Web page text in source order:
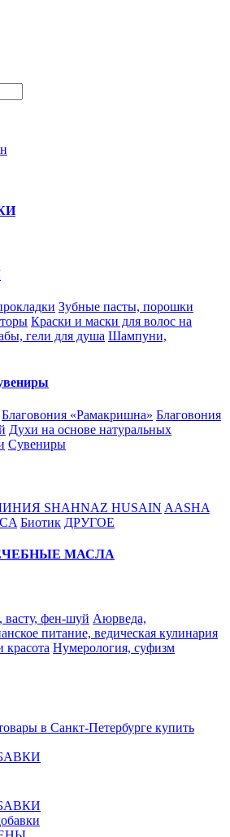
Зубные пасты, порошки
Краски и маски для волос на
гели для душа Шампуни,
Благовония «Рамакришна» Благовония
Духи на основе натуральных
Сувениры
SHAHNAZ HUSAIN AASHA
Биотик ДРУГОЕ
МАСЛА
васту, фен-шуй Аюрведа,
питание, ведическая кулинария
красота Нумерология, суфизм
в Санкт-Петербурге купить